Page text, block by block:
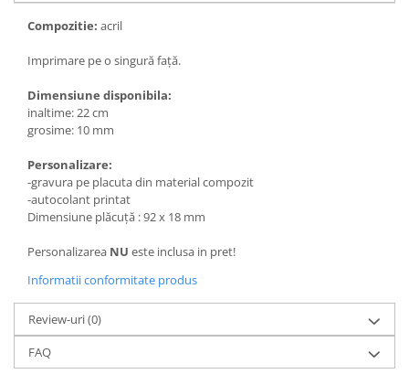
Compozitie: acril
Imprimare pe o singură față.
Dimensiune disponibila:
inaltime: 22 cm
grosime: 10 mm
Personalizare:
-gravura pe placuta din material compozit
-autocolant printat
Dimensiune plăcuță : 92 x 18 mm
Personalizarea NU este inclusa in pret!
Informatii conformitate produs
Review-uri(0)
FAQ